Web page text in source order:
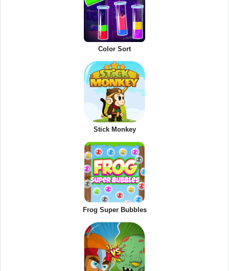
Color Sort
Stick Monkey
Frog Super Bubbles